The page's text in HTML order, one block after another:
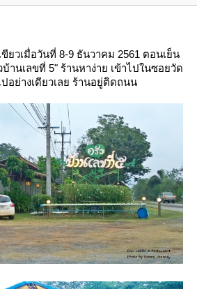
ขียวเมื่อวันที่ 8-9 ธันวาคม 2561 ตอนเย็น
านเลขที่ 5" ร้านหาง่าย เข้าไปในซอยวัด
อย่างเดียวเลย ร้านอยู่ติดถนน